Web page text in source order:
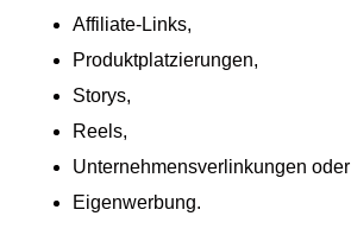
Affiliate-Links,
Produktplatzierungen,
Storys,
Reels,
Unternehmensverlinkungen oder
Eigenwerbung.